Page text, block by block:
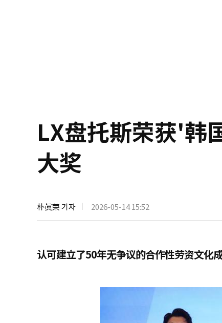
LX盘托斯荣获'韩
大奖
朴眞荣 기자 2026-05-14 15:52
认可建立了50年无争议的合作性劳资文化